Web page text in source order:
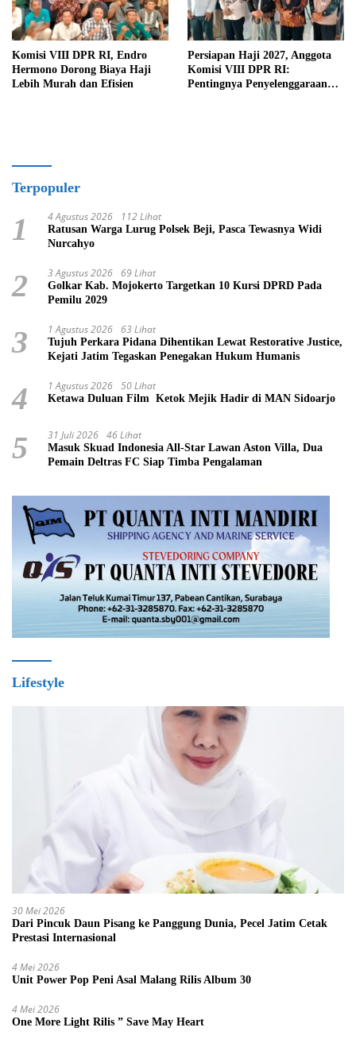
Komisi VIII DPR RI, Endro
Hermono Dorong Biaya Haji
Lebih Murah dan Efisien
Persiapan Haji 2027, Anggota
Komisi VIII DPR RI:
Pentingnya Penyelenggaraan
Terpopuler
1 4 Agustus 2026 112 Lihat
Ratusan Warga Lurug Polsek Beji, Pasca Tewasnya Widi
Nurcahyo
2 3 Agustus 2026 69 Lihat
Golkar Kab. Mojokerto Targetkan 10 Kursi DPRD Pada
Pemilu 2029
3 1 Agustus 2026 63 Lihat
Tujuh Perkara Pidana Dihentikan Lewat Restorative Justice,
Kejati Jatim Tegaskan Penegakan Hukum Humanis
4 1 Agustus 2026 50 Lihat
Ketawa Duluan Film Ketok Mejik Hadir di MAN Sidoarjo
5 31 Juli 2026 46 Lihat
Masuk Skuad Indonesia All-Star Lawan Aston Villa, Dua
Pemain Deltras FC Siap Timba Pengalaman ​
Lifestyle
30 Mei 2026
Dari Pincuk Daun Pisang ke Panggung Dunia, Pecel Jatim Cetak
Prestasi Internasional
4 Mei 2026
Unit Power Pop Peni Asal Malang Rilis Album 30
4 Mei 2026
One More Light Rilis ” Save May Heart